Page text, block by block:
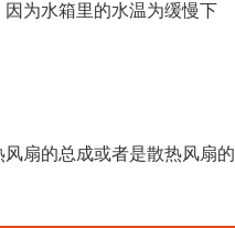
为水箱里的水温为缓慢下
扇的总成或者是散热风扇的